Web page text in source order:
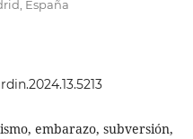
España
embarazo, subversión,